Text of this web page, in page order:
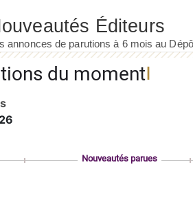
du moment
Nouveautés parues